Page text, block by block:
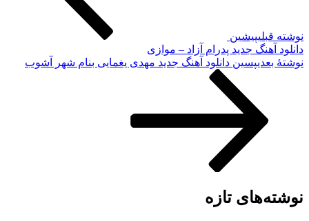
نوشته قبلیپیشین
دانلود آهنگ جدید پدرام آزاد – موازی
نوشته‌ٔ بعدیپسین دانلود آهنگ جدید مهدی یغمایی بنام شهر آشوب
نوشته‌های تازه